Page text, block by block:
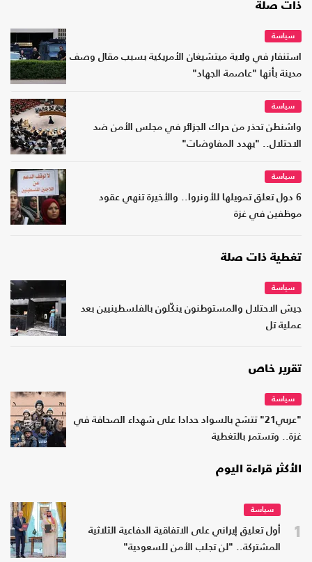
ذات صلة
سياسة
استنفار في ولاية ميتشيغان الأمريكية بسبب مقال وصف
مدينة بأنها "عاصمة الجهاد"
سياسة
واشنطن تحذر من حراك الجزائر في مجلس الأمن ضد
الاحتلال.. "يهدد المفاوضات"
سياسة
6 دول تعلق تمويلها للأونروا.. والأخيرة تنهي عقود
موظفين في غزة
تغطية ذات صلة
سياسة
جيش الاحتلال والمستوطنون ينكّلون بالفلسطينيين بعد
عملية تل
تقرير خاص
سياسة
"عربي21" تتشح بالسواد حدادا على شهداء الصحافة في
غزة.. وتستمر بالتغطية
الأكثر قراءة اليوم
1
سياسة
أول تعليق إيراني على الاتفاقية الدفاعية الثلاثية
المشتركة.. "لن تجلب الأمن للسعودية"